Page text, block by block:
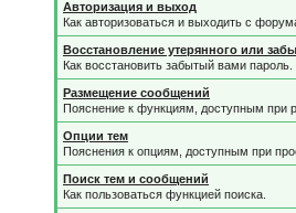
Авторизация и выход
Как авторизоваться и выходить с
Восстановление утерянного или
Как восстановить забытый вами пароль.
Размещение сообщений
Пояснение к функциям, доступным
Опции тем
Пояснения к опциям, доступным при
Поиск тем и сообщений
Как пользоваться функцией поиска.